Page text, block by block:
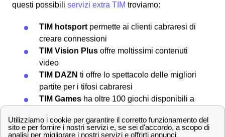
questi possibili servizi extra TIM troviamo:
TIM hotsport permette ai clienti cabraresi di
creare connessioni
TIM Vision Plus offre moltissimi contenuti
video
TIM DAZN ti offre lo spettacolo delle migliori
partite per i tifosi cabraresi
TIM Games ha oltre 100 giochi disponibili a
TIM Musicper ascoltare tutta la tua musica
preferita